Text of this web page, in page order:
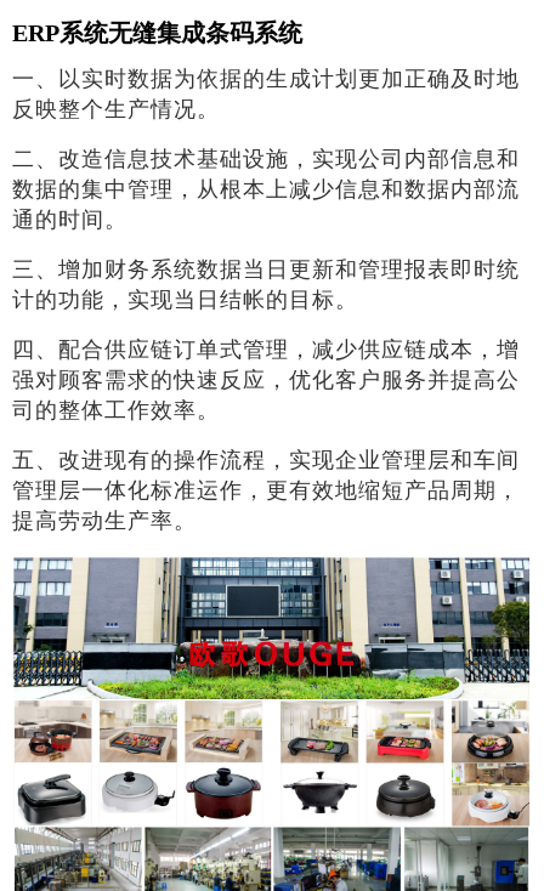
ERP系统无缝集成条码系统
一、以实时数据为依据的生成计划更加正确及时地
反映整个生产情况。
二、改造信息技术基础设施，实现公司内部信息和
数据的集中管理，从根本上减少信息和数据内部流
通的时间。
三、增加财务系统数据当日更新和管理报表即时统
计的功能，实现当日结帐的目标。
四、配合供应链订单式管理，减少供应链成本，增
强对顾客需求的快速反应，优化客户服务并提高公
司的整体工作效率。
五、改进现有的操作流程，实现企业管理层和车间
管理层一体化标准运作，更有效地缩短产品周期，
提高劳动生产率。